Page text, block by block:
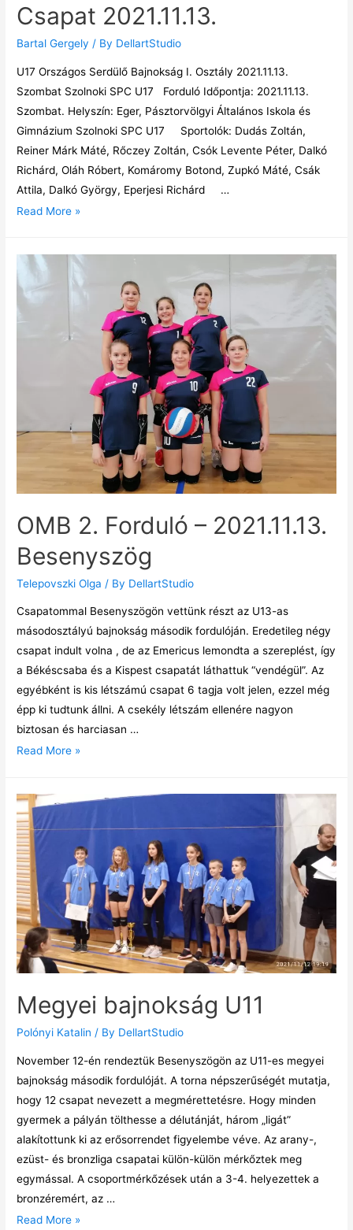
Csapat 2021.11.13.
Bartal Gergely / By DellartStudio
U17 Országos Serdülő Bajnokság I. Osztály 2021.11.13.
Szombat Szolnoki SPC U17 Forduló Időpontja: 2021.11.13.
Szombat. Helyszín: Eger, Pásztorvölgyi Általános Iskola és
Gimnázium Szolnoki SPC U17 Sportolók: Dudás Zoltán,
Reiner Márk Máté, Rőczey Zoltán, Csók Levente Péter, Dalkó
Richárd, Oláh Róbert, Komáromy Botond, Zupkó Máté, Csák
Attila, Dalkó György, Eperjesi Richárd …
Read More »
OMB 2. Forduló – 2021.11.13.
Besenyszög
Telepovszki Olga / By DellartStudio
Csapatommal Besenyszögön vettünk részt az U13-as
másodosztályú bajnokság második fordulóján. Eredetileg négy
csapat indult volna , de az Emericus lemondta a szereplést, így
a Békéscsaba és a Kispest csapatát láthattuk “vendégül”. Az
egyébként is kis létszámú csapat 6 tagja volt jelen, ezzel még
épp ki tudtunk állni. A csekély létszám ellenére nagyon
biztosan és harciasan …
Read More »
Megyei bajnokság U11
Polónyi Katalin / By DellartStudio
November 12-én rendeztük Besenyszögön az U11-es megyei
bajnokság második fordulóját. A torna népszerűségét mutatja,
hogy 12 csapat nevezett a megmérettetésre. Hogy minden
gyermek a pályán tölthesse a délutánját, három „ligát”
alakítottunk ki az erősorrendet figyelembe véve. Az arany-,
ezüst- és bronzliga csapatai külön-külön mérkőztek meg
egymással. A csoportmérkőzések után a 3-4. helyezettek a
bronzéremért, az …
Read More »